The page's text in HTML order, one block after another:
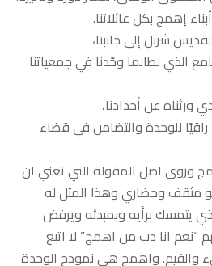
إهمج بكل عائلاتنا.
شربل إلى جانبنا،
الذي لطالما وحّدنا في جمعياتنا
ورثناه عن أجدادنا،
للوحدة والتضامن في قضاء
وروى اصل المقولة التي تعني ان
مثقف وحضاري وهذا المثل له
يتمسك برأيه وبمبدئه ويرفض
“نعم انا دب من اهمج” لا اتبع
والقيم. واهمج هي نموذج الوحدة